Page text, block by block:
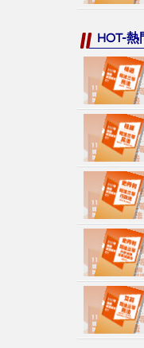
HOT-熱